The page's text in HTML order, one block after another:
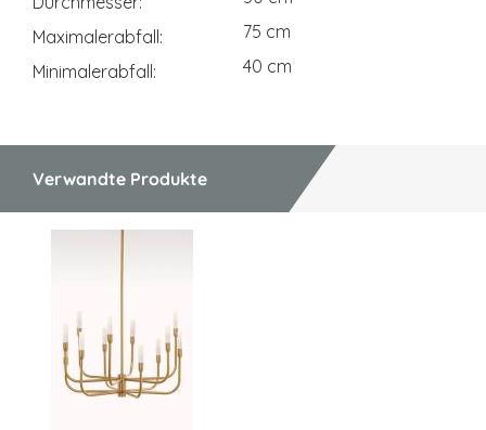
Maximalerabfall
75 cm
Minimalerabfall
40 cm
Verwandte Produkte